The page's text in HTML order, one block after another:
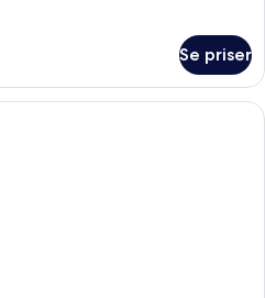
Se priser
Junior-suite | Allergivenligt